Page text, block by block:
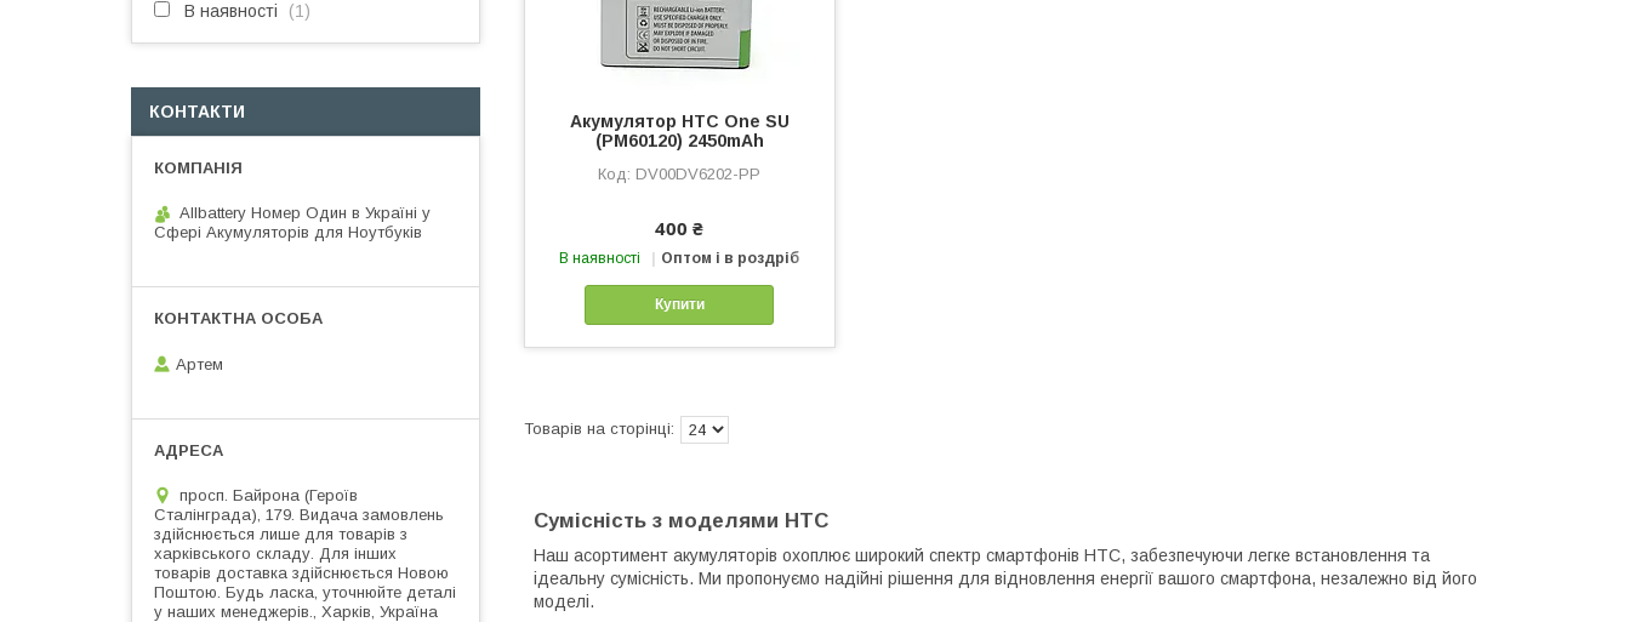
Акумулятор HTC One SU
(PM60120) 2450mAh
DV00DV6202-PP
400 ₴
В наявності Оптом і в роздріб
Купити
Сумісність з моделями HTC
Наш асортимент акумуляторів охоплює широкий спектр смартфонів HTC, забезпечуючи легке встановлення та
ідеальну сумісність. Ми пропонуємо надійні рішення для відновлення енергії вашого смартфона, незалежно від його
моделі.
В наявності 1
КОНТАКТИ
Allbattery Номер Один в Україні у
Сфері Акумуляторів для Ноутбуків
Артем
просп. Байрона (Героїв
Сталінграда), 179. Видача замовлень
здійснюється лише для товарів з
харківського складу. Для інших
товарів доставка здійснюється Новою
Поштою. Будь ласка, уточнюйте деталі
у наших менеджерів., Харків, Україна